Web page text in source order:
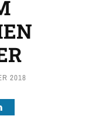
V
2018